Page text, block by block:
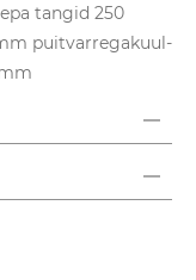
tangid 250
puitvarregakuul-